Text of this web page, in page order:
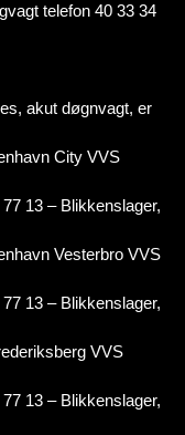
telefon 40 33 34
akut døgnvagt, er
City VVS
13 – Blikkenslager,
Vesterbro VVS
13 – Blikkenslager,
VVS
13 – Blikkenslager,